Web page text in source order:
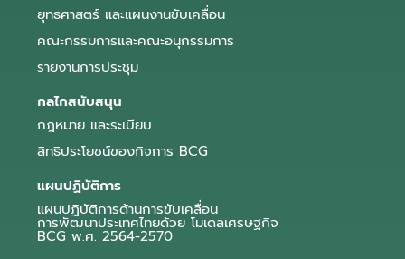
ยุทธศาสตร์ และแผนงานขับเคลื่อน
คณะกรรมการและคณะอนุกรรมการ
รายงานการประชุม
กลไกสนับสนุน
กฎหมาย และระเบียบ
สิทธิประโยชน์ของกิจการ BCG
แผนปฏิบัติการ
แผนปฏิบัติการด้านการขับเคลื่อน
การพัฒนาประเทศไทยด้วย โมเดลเศรษฐกิจ
BCG พ.ศ. 2564-2570